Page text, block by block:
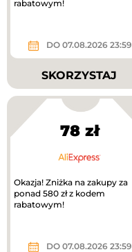
rabatowym!
DO 07.08.2026 23:59
SKORZYSTAJ
78 zł
Okazja! Zniżka na zakupy za
ponad 580 zł z kodem
rabatowym!
DO 07.08.2026 23:59